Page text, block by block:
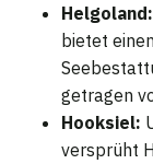
Helgoland:
bietet
getragen
Hooksiel:
versprüht